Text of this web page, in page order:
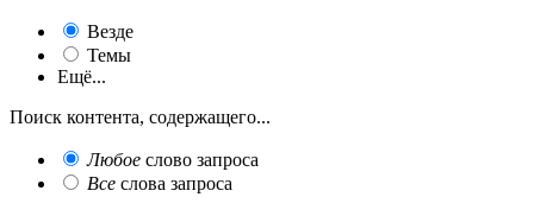
Везде
Темы
Ещё...
Поиск контента, содержащего...
Любое слово запроса
Все слова запроса